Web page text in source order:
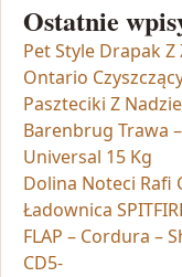
Ostatnie
Pet Style Drapak
Ontario
Paszteciki Z
Barenbrug Trawa
Universal 15 Kg
Dolina Noteci Rafi
Ładownica
FLAP – Cordura –
CD5-